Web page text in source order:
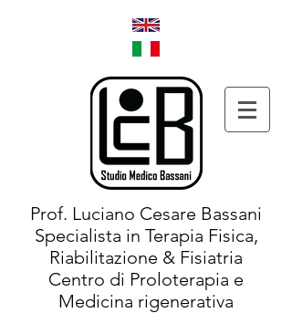
Prof. Luciano Cesare Bassani
Specialista in Terapia Fisica,
Riabilitazione & Fisiatria
Centro di Proloterapia e
Medicina rigenerativa